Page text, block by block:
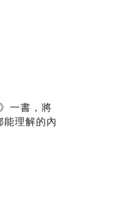
一書，將
理解的內